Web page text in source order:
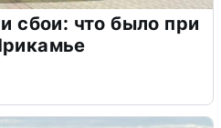
сбои: что было при